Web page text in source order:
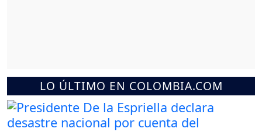
LO ÚLTIMO EN COLOMBIA.COM